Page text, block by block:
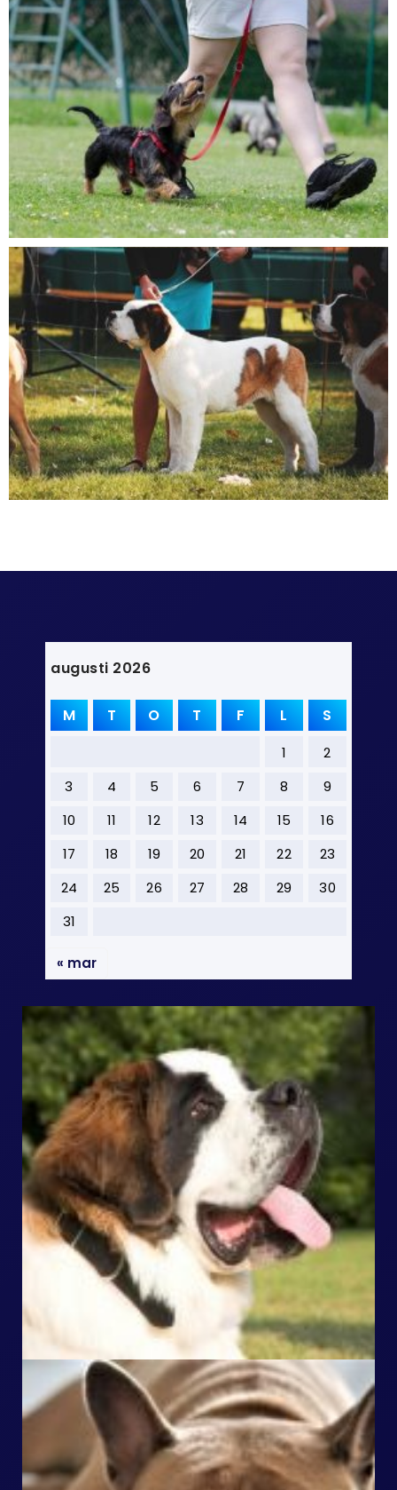
augusti 2026
M T O T F L S
1
2
3
4 5 6 7 8
9
10
11 12 13 14 15
16
17
18 19 20 21 22
23
24
25 26 27 28 29
30
31
« mar